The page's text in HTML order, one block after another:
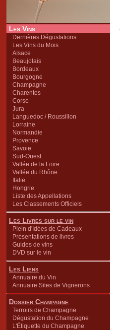
Les Vins
Dernières Dégustations
Les Vins du Mois
Alsace
Beaujolais
Bordeaux
Bourgogne
Champagne
Charentes
Corse
Jura
Languedoc / Roussillon
Lorraine
Normandie
Provence
Savoie
Sud-Ouest
Vallée de la Loire
Vallée du Rhône
Italie
Hongrie
Liste des Appellations
Les Classements Officiels
Les Livres sur le vin
Plein d'Idées de Cadeaux
Présentations de livres
Guides de vins
DVD sur le vin
Les Liens
Annuaire du Vin
Annuaire Sites de Vignerons
Dossier Champagne
Terroirs de Champagne
Dégustation du Champagne
L'Étiquette du Champagne